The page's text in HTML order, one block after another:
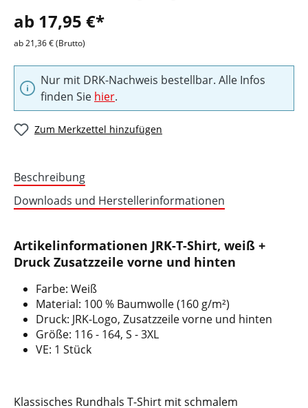
ab 17,95 €*
ab 21,36 € (Brutto)
Nur mit DRK-Nachweis bestellbar. Alle Infos
finden Sie hier.
Zum Merkzettel hinzufügen
Beschreibung
Downloads und Herstellerinformationen
Artikelinformationen JRK-T-Shirt, weiß +
Druck Zusatzzeile vorne und hinten
Farbe: Weiß
Material: 100 % Baumwolle (160 g/m²)
Druck: JRK-Logo, Zusatzzeile vorne und hinten
Größe: 116 - 164, S - 3XL
VE: 1 Stück
Klassisches Rundhals T-Shirt mit schmalem